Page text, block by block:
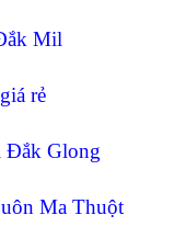
Mil
rẻ
Đắk Glong
Ma Thuột